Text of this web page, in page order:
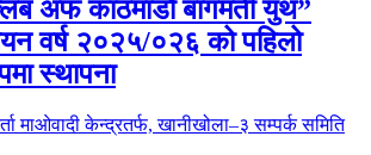
अफ काठमाडौं बागमती युथ”
वर्ष २०२५/०२६ को पहिलो
स्थापना